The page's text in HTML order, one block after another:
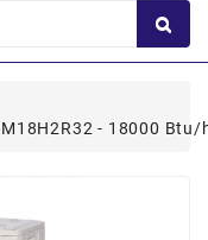
- 18000 Btu/